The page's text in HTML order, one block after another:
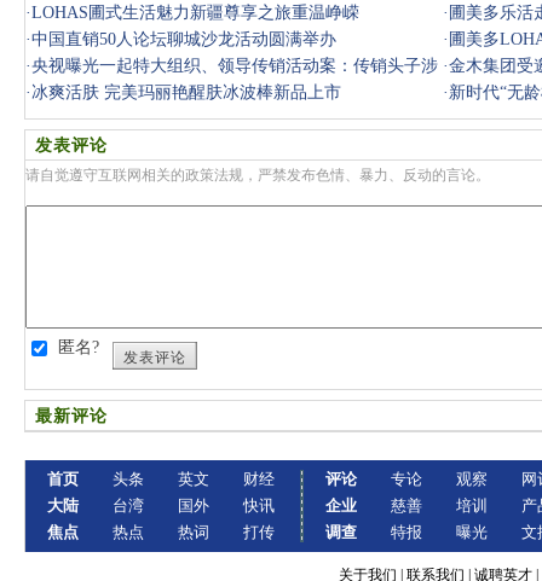
·LOHAS圃式生活魅力新疆尊享之旅重温峥嵘 · 圃美多乐活
·中国直销50人论坛聊城沙龙活动圆满举办 · 圃美多
·央视曝光一起特大组织、领导传销活动案：传销头子涉
案近38亿
·金木集团受
·冰爽活肤 完美玛丽艳醒肤冰波棒新品上市 · 新时代“无
发表评论
请自觉遵守互联网相关的政策法规，严禁发布色情、暴力、反动的言论。
匿名?
发表评论
最新评论
首页
大陆
焦点
头条
台湾
热点
英文
国外
热词
财经
快讯
打传
评论
企业
调查
专论
慈善
特报
观察
培训
曝光
网
产
文
关于我们 联系我们 诚聘英才